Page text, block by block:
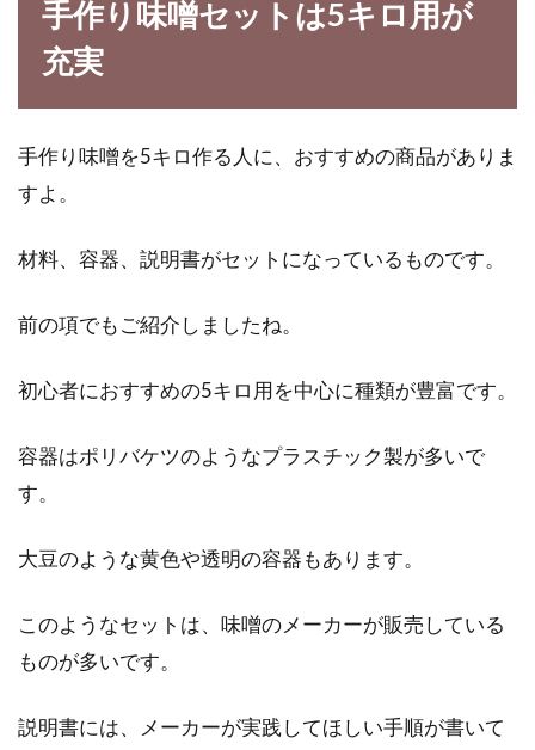
手作り味噌セットは5キロ用が
充実
手作り味噌を5キロ作る人に、おすすめの商品がありま
すよ。
材料、容器、説明書がセットになっているものです。
前の項でもご紹介しましたね。
初心者におすすめの5キロ用を中心に種類が豊富です。
容器はポリバケツのようなプラスチック製が多いで
す。
大豆のような黄色や透明の容器もあります。
このようなセットは、味噌のメーカーが販売している
ものが多いです。
説明書には、メーカーが実践してほしい手順が書いて